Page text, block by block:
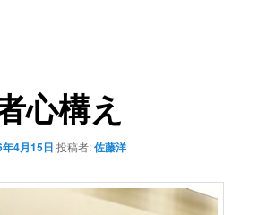
心構え
4月15日 投稿者:佐藤洋